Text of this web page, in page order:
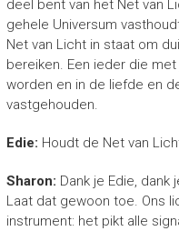
deel bent van het Net van
gehele Universum
Net van Licht in staat om
bereiken. Een ieder die
worden en in de liefde en
vastgehouden.
Edie: Houdt de Net van
Sharon: Dank je Edie, dank
Laat dat gewoon toe. Ons
instrument: het pikt alle